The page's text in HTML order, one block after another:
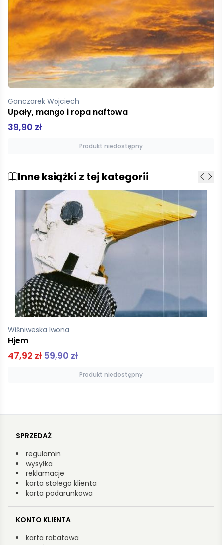
Ganczarek Wojciech
Sprzedani
58,00 zł
Dodaj do koszyka
Inne książki z tej kategorii
Chylaszek Urszula
Kanska Miłość na Wyspach Owczych
44,90 zł
Dodaj do koszyka
SPRZEDAŻ
regulamin
wysyłka
reklamacje
karta stałego klienta
karta podarunkowa
KONTO KLIENTA
karta rabatowa